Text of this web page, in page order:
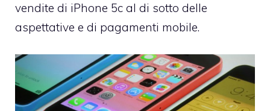
vendite di iPhone 5c al di sotto delle
aspettative e di pagamenti mobile.